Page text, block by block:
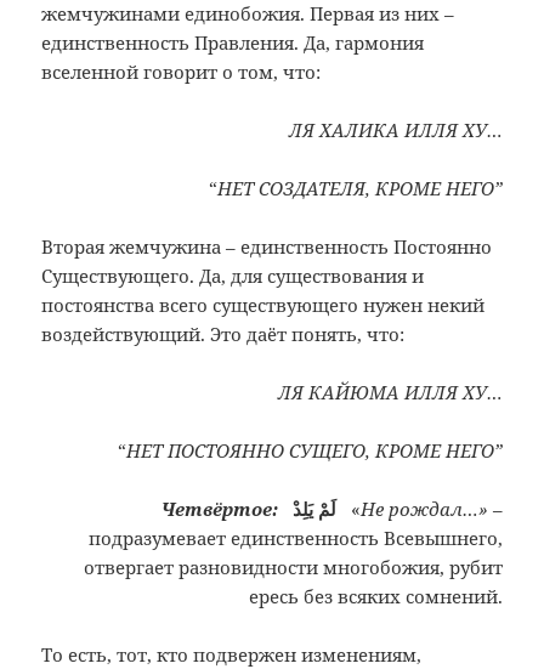
жемчужинами единобожия. Первая из них –
единственность Правления. Да, гармония
вселенной говорит о том, что:
ЛЯ ХАЛИКА ИЛЛЯ ХУ…
“НЕТ СОЗДАТЕЛЯ, КРОМЕ НЕГО”
Вторая жемчужина – единственность Постоянно
Существующего. Да, для существования и
постоянства всего существующего нужен некий
воздействующий. Это даёт понять, что:
ЛЯ КАЙЮМА ИЛЛЯ ХУ…
“НЕТ ПОСТОЯННО СУЩЕГО, КРОМЕ НЕГО”
Четвёртое: لَمْ يَلِدْ «Не рождал…» –
подразумевает единственность Всевышнего,
отвергает разновидности многобожия, рубит
ересь без всяких сомнений.
То есть, тот, кто подвержен изменениям,